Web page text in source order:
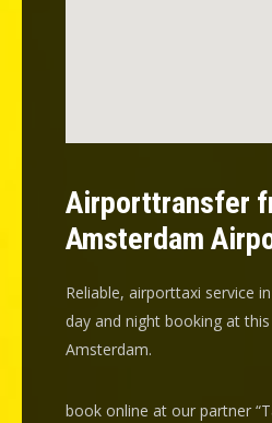
Airporttransfer
Amsterdam
Reliable, airporttaxi service
day and night booking at
Amsterdam.
book online at our partner